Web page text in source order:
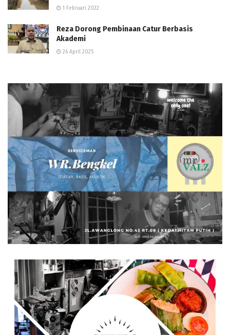
1 Februari 2022
Reza Dorong Pembinaan Catur Berbasis
Akademi
26 April 2025